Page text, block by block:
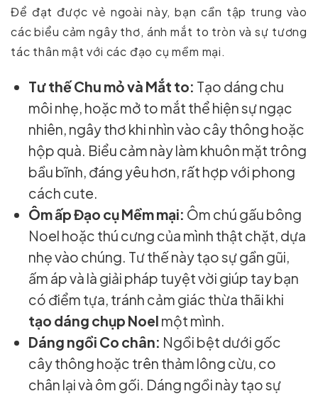
Để đạt được vẻ ngoài này, bạn cần tập trung vào
các biểu cảm ngây thơ, ánh mắt to tròn và sự tương
tác thân mật với các đạo cụ mềm mại.
Tư thế Chu mỏ và Mắt to: Tạo dáng chu
môi nhẹ, hoặc mở to mắt thể hiện sự ngạc
nhiên, ngây thơ khi nhìn vào cây thông hoặc
hộp quà. Biểu cảm này làm khuôn mặt trông
bầu bĩnh, đáng yêu hơn, rất hợp với phong
cách cute.
Ôm ấp Đạo cụ Mềm mại: Ôm chú gấu bông
Noel hoặc thú cưng của mình thật chặt, dựa
nhẹ vào chúng. Tư thế này tạo sự gần gũi,
ấm áp và là giải pháp tuyệt vời giúp tay bạn
có điểm tựa, tránh cảm giác thừa thãi khi
tạo dáng chụp Noel một mình.
Dáng ngồi Co chân: Ngồi bệt dưới gốc
cây thông hoặc trên thảm lông cừu, co
chân lại và ôm gối. Dáng ngồi này tạo sự